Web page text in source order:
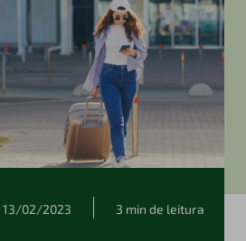
13/02/2023 3 min de leitura